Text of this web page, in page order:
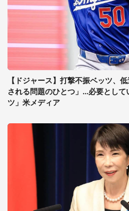
【ドジャース】打撃不振ベッツ、
される問題のひとつ」...必要とし
ツ」米メディア